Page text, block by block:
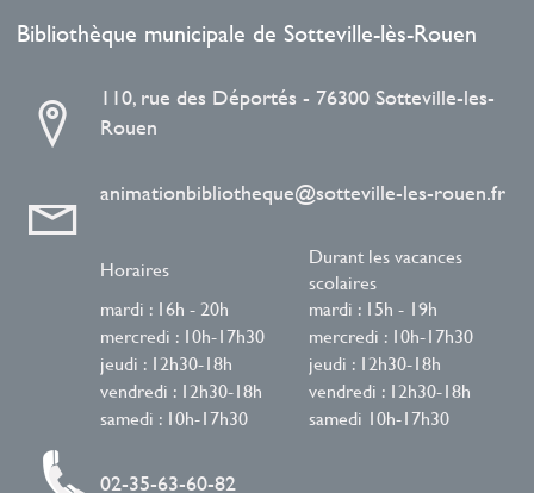
Bibliothèque municipale de Sotteville-lès-Rouen
110, rue des Déportés - 76300 Sotteville-les-
Rouen
animationbibliotheque@sotteville-les-rouen.fr
Horaires
Durant les vacances
scolaires
mardi : 16h - 20h
mardi : 15h - 19h
mercredi : 10h-17h30
mercredi : 10h-17h30
jeudi : 12h30-18h
jeudi : 12h30-18h
vendredi : 12h30-18h
vendredi : 12h30-18h
samedi : 10h-17h30
samedi 10h-17h30
02-35-63-60-82